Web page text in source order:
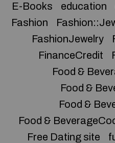
E-Books
education
Fashion
FashionJewelry
FinanceCredit
Food &
Food &
Food &
Food &
Free Dating site